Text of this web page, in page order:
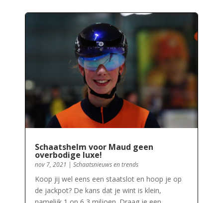
Schaatshelm voor Maud geen
overbodige luxe!
nov 7, 2021 | Schaatsnieuws en trends
Koop jij wel eens een staatslot en hoop je op
de jackpot? De kans dat je wint is klein,